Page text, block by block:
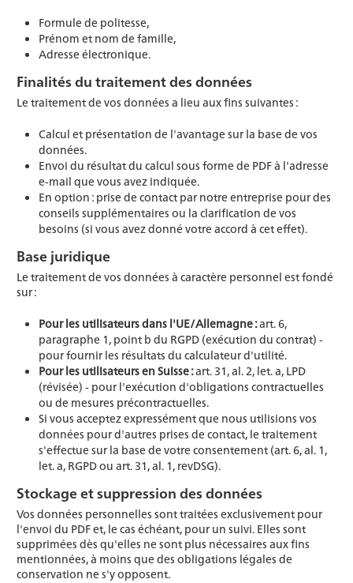
Formule de politesse,
Prénom et nom de famille,
Adresse électronique.
Finalités du traitement des données
Le traitement de vos données a lieu aux fins suivantes :
Calcul et présentation de l'avantage sur la base de vos
données.
Envoi du résultat du calcul sous forme de PDF à l'adresse
e-mail que vous avez indiquée.
En option : prise de contact par notre entreprise pour des
conseils supplémentaires ou la clarification de vos
besoins (si vous avez donné votre accord à cet effet).
Base juridique
Le traitement de vos données à caractère personnel est fondé
sur :
Pour les utilisateurs dans l'UE/Allemagne :art. 6,
paragraphe 1, point b du RGPD (exécution du contrat) -
pour fournir les résultats du calculateur d'utilité.
Pour les utilisateurs en Suisse :art. 31, al. 2, let. a, LPD
(révisée) - pour l'exécution d'obligations contractuelles
ou de mesures précontractuelles.
Si vous acceptez expressément que nous utilisions vos
données pour d'autres prises de contact, le traitement
s'effectue sur la base de votre consentement (art. 6, al. 1,
let. a, RGPD ou art. 31, al. 1, revDSG).
Stockage et suppression des données
Vos données personnelles sont traitées exclusivement pour
l'envoi du PDF et, le cas échéant, pour un suivi. Elles sont
supprimées dès qu'elles ne sont plus nécessaires aux fins
mentionnées, à moins que des obligations légales de
conservation ne s'y opposent.